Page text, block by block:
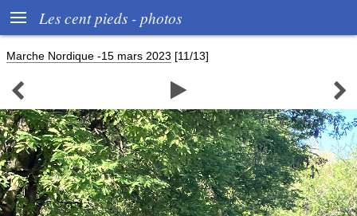
 Les cent pieds - photos
Marche Nordique -15 mars 2023 [11/13]
  